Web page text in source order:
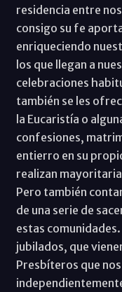
residencia entre
consigo su fe
enriqueciendo
los que llegan a
celebraciones
también se les
la Eucaristía o
confesiones,
entierro en su
realizan
Pero también
de una serie de
estas
jubilados, que
Presbíteros que